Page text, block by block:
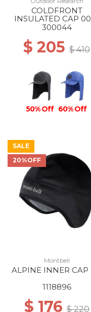
COLDFRONT
INSULATED CAP
BLACK
300044
$ 205 $ 410
50% Off 60% Off
SALE
20%OFF
Montbell
ALPINE INNER CAP
1118896
$ 176$ 220